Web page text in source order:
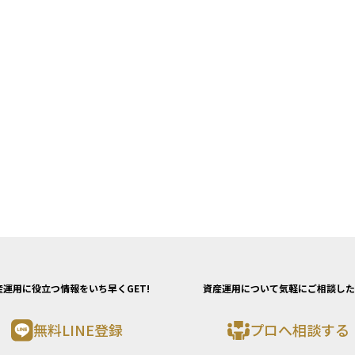
運用に役立つ情報をいち早くGET!
無料LINE登録
資産運用について気軽にご相談し
プロへ相談する